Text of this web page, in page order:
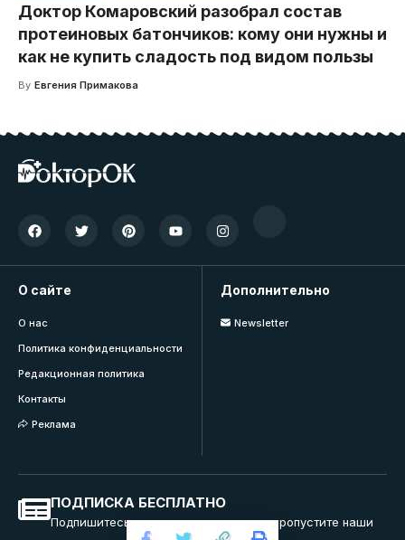
Доктор Комаровский разобрал состав
протеиновых батончиков: кому они нужны и
как не купить сладость под видом пользы
By Евгения Примакова
О сайте
О нас
Политика конфиденциальности
Редакционная политика
Контакты
Реклама
Дополнительно
Newsletter
ПОДПИСКА БЕСПЛАТНО
Подпишитесь на нашу рассылку и не пропустите наши